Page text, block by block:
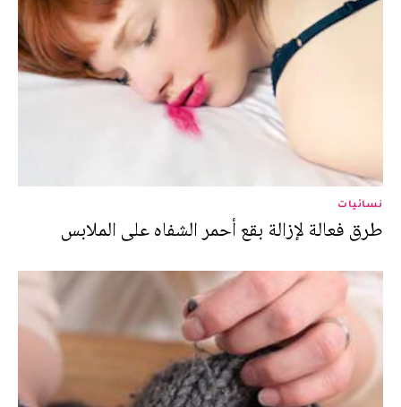
نسائيات
طرق فعالة لإزالة بقع أحمر الشفاه على الملابس